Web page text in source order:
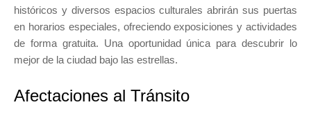
históricos y diversos espacios culturales abrirán sus puertas
en horarios especiales, ofreciendo exposiciones y actividades
de forma gratuita. Una oportunidad única para descubrir lo
mejor de la ciudad bajo las estrellas.
Afectaciones al Tránsito